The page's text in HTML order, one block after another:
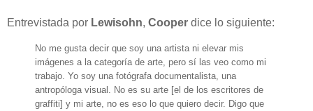
Entrevistada por Lewisohn, Cooper dice lo siguiente:
No me gusta decir que soy una artista ni elevar mis
imágenes a la categoría de arte, pero sí las veo como mi
trabajo. Yo soy una fotógrafa documentalista, una
antropóloga visual. No es su arte [el de los escritores de
graffiti] y mi arte, no es eso lo que quiero decir. Digo que